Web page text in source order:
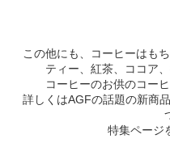
この他にも、コーヒーはも
ティー、紅茶、ココア
コーヒーのお供のコー
詳しくはAGFの話題の新商
特集ページ